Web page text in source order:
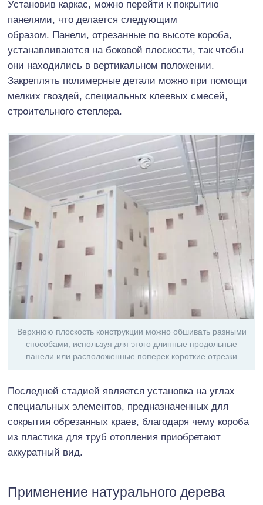
Установив каркас, можно перейти к покрытию
панелями, что делается следующим
образом. Панели, отрезанные по высоте короба,
устанавливаются на боковой плоскости, так чтобы
они находились в вертикальном положении.
Закреплять полимерные детали можно при помощи
мелких гвоздей, специальных клеевых смесей,
строительного степлера.
Верхнюю плоскость конструкции можно обшивать разными
способами, используя для этого длинные продольные
панели или расположенные поперек короткие отрезки
Последней стадией является установка на углах
специальных элементов, предназначенных для
сокрытия обрезанных краев, благодаря чему короба
из пластика для труб отопления приобретают
аккуратный вид.
Применение натурального дерева